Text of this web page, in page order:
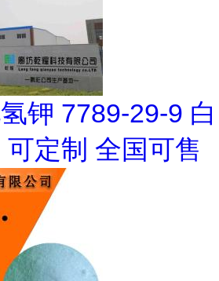
钾 7789-29-9 白
定制 全国可售